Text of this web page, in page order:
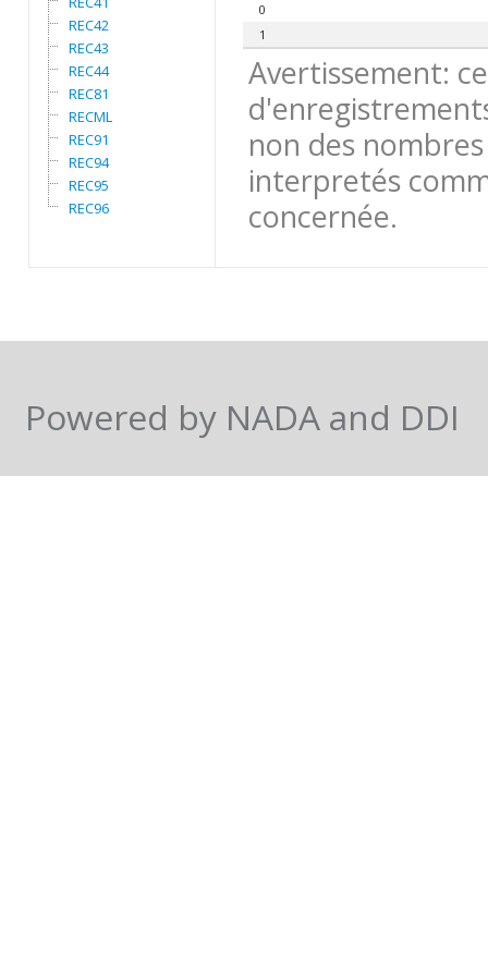
REC42
REC43
REC44
REC81
RECML
REC91
REC94
REC95
REC96
0
1
Avertissement:
non des
interpretés
concernée.
Powered by NADA and DDI